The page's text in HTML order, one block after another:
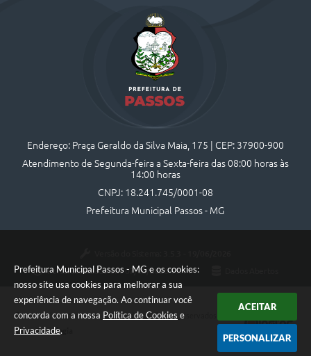
Prefeitura Municipal Passos - MG e os cookies:
nosso site usa cookies para melhorar a sua
experiência de navegação. Ao continuar você
concorda com a nossa Política de Cookies e
Privacidade.
ACEITAR
PERSONALIZAR
Endereço: Praça Geraldo da Silva Maia, 175 | CEP: 37900-900
Atendimento de Segunda-feira a Sexta-feira das 08:00 horas às
14:00 horas
CNPJ: 18.241.745/0001-08
Prefeitura Municipal Passos - MG
Portal atualizado em: 07/08/2026 10:44
Copyright Instar - 2006-2026. Todos os direitos reservados -
Instar Tecnologia